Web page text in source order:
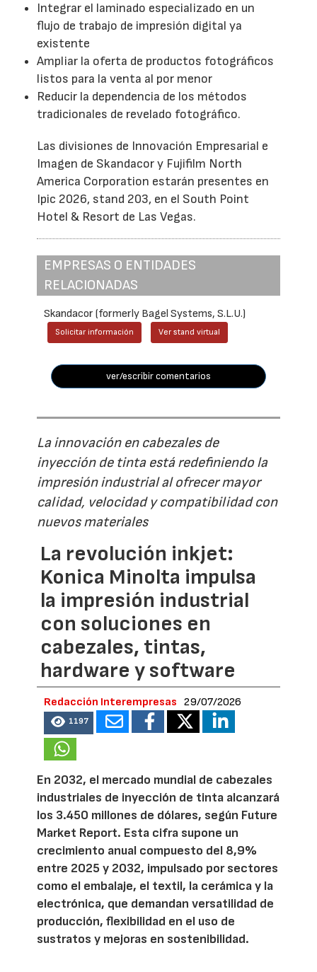
Integrar el laminado especializado en un
flujo de trabajo de impresión digital ya
existente
Ampliar la oferta de productos fotográficos
listos para la venta al por menor
Reducir la dependencia de los métodos
tradicionales de revelado fotográfico.
Las divisiones de Innovación Empresarial e
Imagen de Skandacor y Fujifilm North
America Corporation estarán presentes en
Ipic 2026, stand 203, en el South Point
Hotel & Resort de Las Vegas.
EMPRESAS O ENTIDADES
RELACIONADAS
Skandacor (formerly Bagel Systems, S.L.U.)
Solicitar información Ver stand virtual
ver/escribir comentarios
La innovación en cabezales de
inyección de tinta está redefiniendo la
impresión industrial al ofrecer mayor
calidad, velocidad y compatibilidad con
nuevos materiales
La revolución inkjet:
Konica Minolta impulsa
la impresión industrial
con soluciones en
cabezales, tintas,
hardware y software
Redacción Interempresas 29/07/2026
1197
En 2032, el mercado mundial de cabezales
industriales de inyección de tinta alcanzará
los 3.450 millones de dólares, según Future
Market Report. Esta cifra supone un
crecimiento anual compuesto del 8,9%
entre 2025 y 2032, impulsado por sectores
como el embalaje, el textil, la cerámica y la
electrónica, que demandan versatilidad de
producción, flexibilidad en el uso de
sustratos y mejoras en sostenibilidad.